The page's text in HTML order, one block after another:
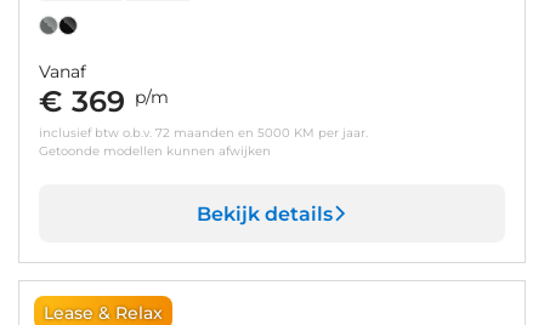
Vanaf
€ 369 p/m
inclusief btw o.b.v. 72 maanden en 5000 KM per jaar.
Getoonde modellen kunnen afwijken
Bekijk details
Lease & Relax